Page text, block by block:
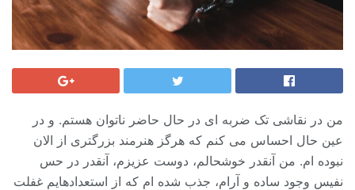
من در نقاشی تک ضربه ای در حال حاضر ناتوان هستم. و در
عین حال احساس می کنم که هرگز هنرمند بزرگتری از الان
نبوده ام. من آنقدر خوشحالم، دوست عزیزم، آنقدر در حس
نفیس وجود ساده و آرام، جذب شده ام که از استعدادهایم غفلت